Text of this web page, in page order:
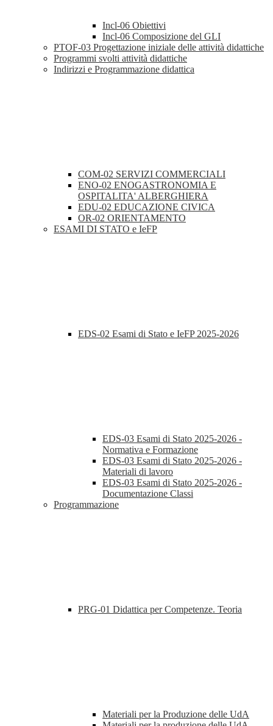
Incl-06 Obiettivi
Incl-06 Composizione del GLI
PTOF-03 Progettazione iniziale delle attività didattiche
Programmi svolti attività didattiche
Indirizzi e Programmazione didattica
COM-02 SERVIZI COMMERCIALI
ENO-02 ENOGASTRONOMIA E
OSPITALITA' ALBERGHIERA
EDU-02 EDUCAZIONE CIVICA
OR-02 ORIENTAMENTO
ESAMI DI STATO e IeFP
EDS-02 Esami di Stato e IeFP 2025-2026
EDS-03 Esami di Stato 2025-2026 -
Normativa e Formazione
EDS-03 Esami di Stato 2025-2026 -
Materiali di lavoro
EDS-03 Esami di Stato 2025-2026 -
Documentazione Classi
Programmazione
PRG-01 Didattica per Competenze. Teoria
Materiali per la Produzione delle UdA